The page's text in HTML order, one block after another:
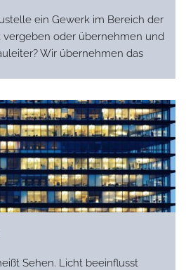
ein Gewerk im Bereich der
oder übernehmen und
Wir übernehmen das
Sehen. Licht beeinflusst